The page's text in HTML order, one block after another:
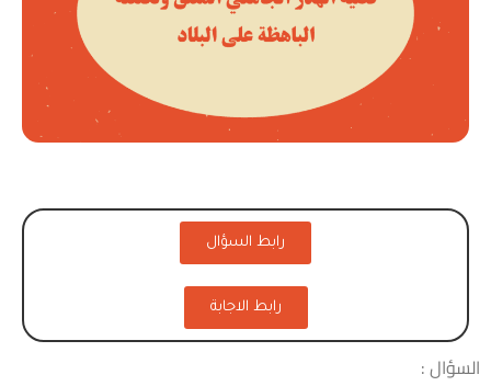
رابط السؤال
رابط الاجابة
السؤال :